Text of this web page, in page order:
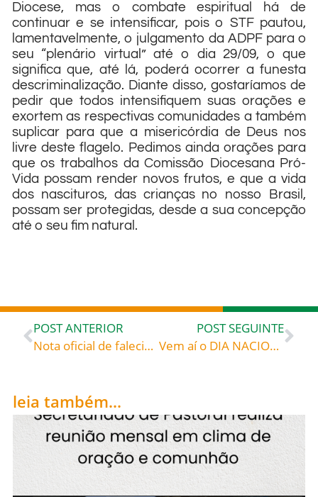
Diocese, mas o combate espiritual há de
continuar e se intensificar, pois o STF pautou,
lamentavelmente, o julgamento da ADPF para o
seu “plenário virtual” até o dia 29/09, o que
significa que, até lá, poderá ocorrer a funesta
descriminalização. Diante disso, gostaríamos de
pedir que todos intensifiquem suas orações e
exortem as respectivas comunidades a também
suplicar para que a misericórdia de Deus nos
livre deste flagelo. Pedimos ainda orações para
que os trabalhos da Comissão Diocesana Pró-
Vida possam render novos frutos, e que a vida
dos nascituros, das crianças no nosso Brasil,
possam ser protegidas, desde a sua concepção
até o seu fim natural.
POST ANTERIOR
Nota oficial de falecimento
POST SEGUINTE
Vem aí o DIA NACIONAL DA JUVENTUDE, dia 29 de outubro de 2023 – DNJ 2023 – Já se inscreveu? Divulgue!
leia também...